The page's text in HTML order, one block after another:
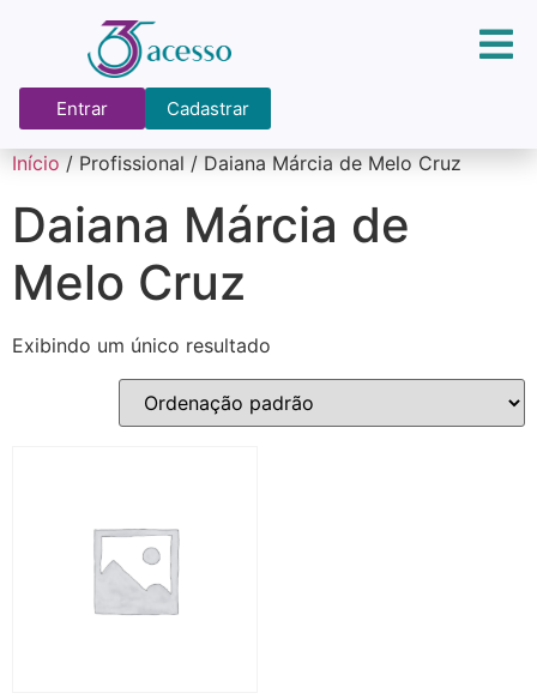
Entrar Cadastrar
Início / Profissional / Daiana Márcia de Melo Cruz
Daiana Márcia de
Melo Cruz
Exibindo um único resultado